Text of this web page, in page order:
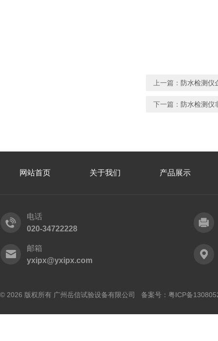
上一篇： 防水检测仪
下一篇： 防水检测仪
网站首页 关于我们 产品展示
电话
020-34722228
邮箱
yxipx@yxipx.com
© 2026 版权所有 广州岳信试验设备有限公司 备案号： 粤ICP备